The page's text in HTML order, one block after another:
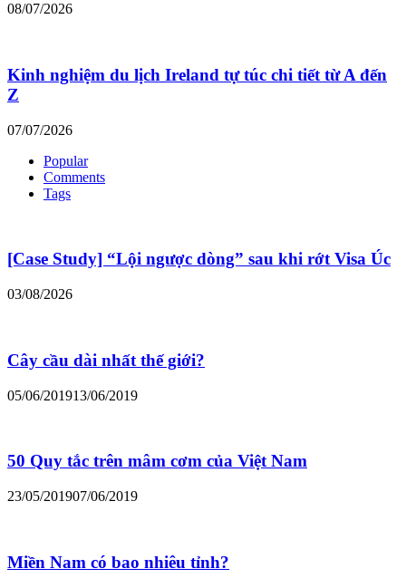
08/07/2026
Kinh nghiệm du lịch Ireland tự túc chi tiết từ A đến
Z
07/07/2026
Popular
Comments
Tags
[Case Study] “Lội ngược dòng” sau khi rớt Visa Úc
03/08/2026
Cây cầu dài nhất thế giới?
05/06/201913/06/2019
50 Quy tắc trên mâm cơm của Việt Nam
23/05/201907/06/2019
Miền Nam có bao nhiêu tỉnh?